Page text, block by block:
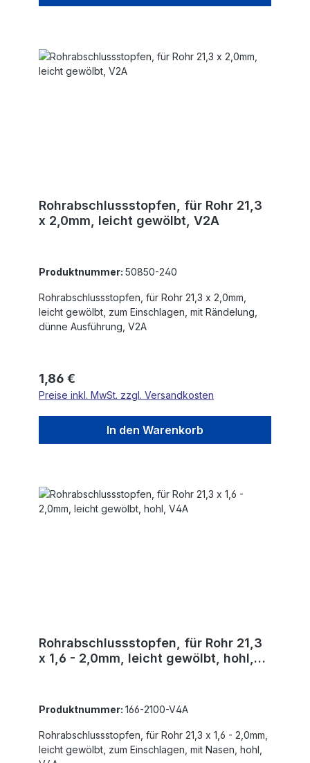
Rohrabschlussstopfen, für Rohr 21,3
x 2,0mm, leicht gewölbt, V2A
Produktnummer: 50850-240
Rohrabschlussstopfen, für Rohr 21,3 x 2,0mm,
leicht gewölbt, zum Einschlagen, mit Rändelung,
dünne Ausführung, V2A
Regulärer Preis:
1,86 €
Preise inkl. MwSt. zzgl. Versandkosten
In den Warenkorb
Rohrabschlussstopfen, für Rohr 21,3
x 1,6 - 2,0mm, leicht gewölbt, hohl,
Produktnummer: 166-2100-V4A
Rohrabschlussstopfen, für Rohr 21,3 x 1,6 - 2,0mm,
leicht gewölbt, zum Einschlagen, mit Nasen, hohl,